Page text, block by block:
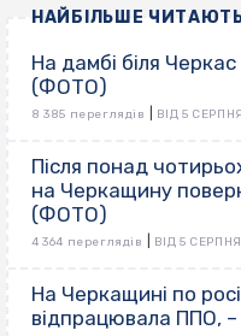
НАЙБІЛЬШЕ
На дамбі біля
(ФОТО)
8 385 переглядів ВІД 5
Після понад
на Черкащину
(ФОТО)
4 364 переглядів ВІД 5
На Черкащині по
відпрацювала ППО,